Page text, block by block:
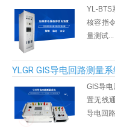
YL-BTS
核容指
量测试...
YLGR GIS导电回路测量
GIS导
置无线
导电回